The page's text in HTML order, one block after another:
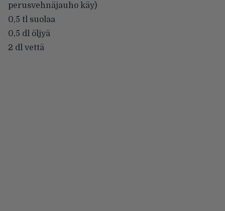
perusvehnäjauho käy)
0,5 tl suolaa
0,5 dl öljyä
2 dl vettä